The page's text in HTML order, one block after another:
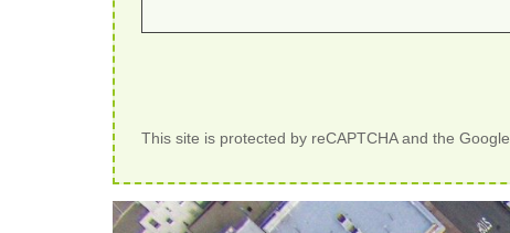
This site is protected by reCAPTCHA and the Google